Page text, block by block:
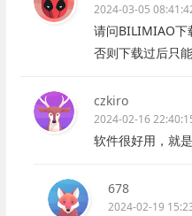
2024-03-05
请问BILIMIAO下
否则下载过后只
czkiro
2024-02-16
软件很好用，就
678
2024-02-19